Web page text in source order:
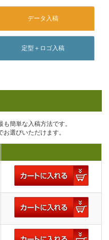
簡単な入稿方法です。
選びいただけます。